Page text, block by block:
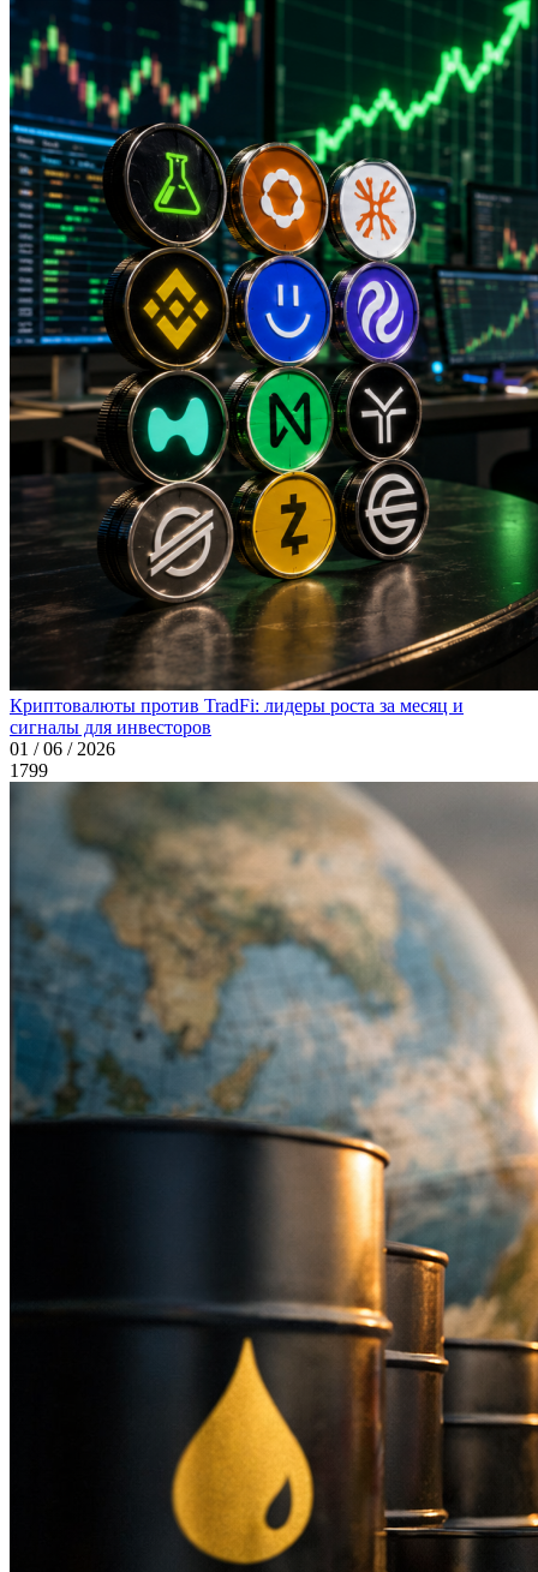
Криптовалюты против TradFi: лидеры роста за месяц и
сигналы для инвесторов
01 / 06 / 2026
1799